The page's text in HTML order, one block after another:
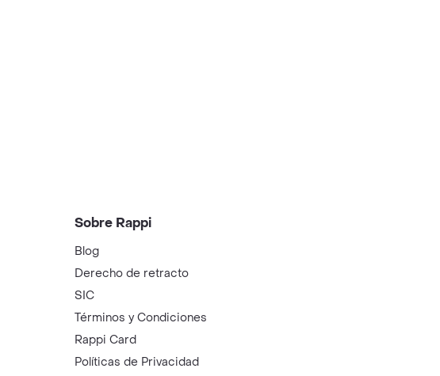
Sobre Rappi
Blog
Derecho de retracto
SIC
Términos y Condiciones
Rappi Card
Políticas de Privacidad